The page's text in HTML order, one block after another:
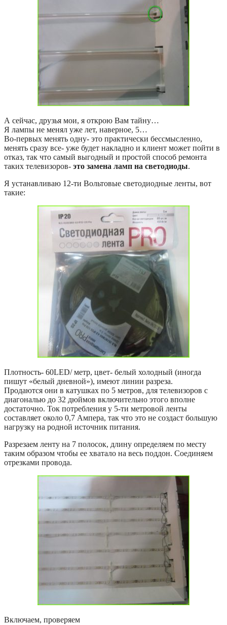
А сейчас, друзья мои, я открою Вам тайну…
Я лампы не менял уже лет, наверное, 5…
Во-первых менять одну- это практически бессмысленно,
менять сразу все- уже будет накладно и клиент может пойти в
отказ, так что самый выгодный и простой способ ремонта
таких телевизоров- это замена ламп на светодиоды.
Я устанавливаю 12-ти Вольтовые светодиодные ленты, вот
такие:
Плотность- 60LED/ метр, цвет- белый холодный (иногда
пишут «белый дневной»), имеют линии разреза.
Продаются они в катушках по 5 метров, для телевизоров с
диагональю до 32 дюймов включительно этого вполне
достаточно. Ток потребления у 5-ти метровой ленты
составляет около 0,7 Ампера, так что это не создаст большую
нагрузку на родной источник питания.
Разрезаем ленту на 7 полосок, длину определяем по месту
таким образом чтобы ее хватало на весь поддон. Соединяем
отрезками провода.
Включаем, проверяем